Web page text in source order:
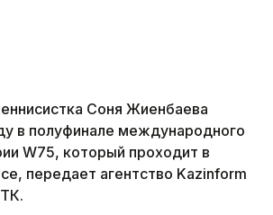
Соня Жиенбаева
в полуфинале международного
W75, который проходит в
передает агентство Kazinform